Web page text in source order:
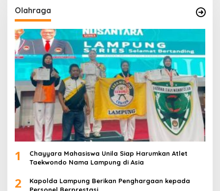
Olahraga
1
Chayyara Mahasiswa Unila Siap Harumkan Atlet
Taekwondo Nama Lampung di Asia
2
Kapolda Lampung Berikan Penghargaan kepada